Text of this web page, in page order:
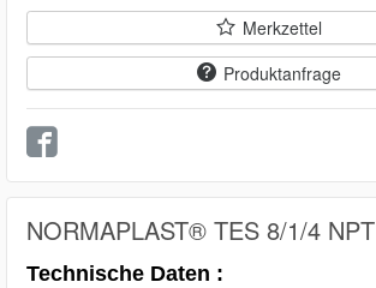
Merkzettel
Produktanfrage
NORMAPLAST® TES 8/1/4 NPT
Technische Daten :